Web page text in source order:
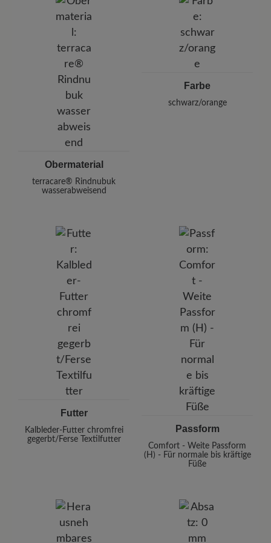
E-mail:
kundenbetreuung@baer-schuhe.de
Obermaterial
terracare® Rindnubuk
wasserabweisend
Farbe
schwarz/orange
Futter
Kalbleder-Futter chromfrei
gegerbt/Ferse Textilfutter
Passform
Comfort - Weite Passform
(H) - Für normale bis kräftige
Füße